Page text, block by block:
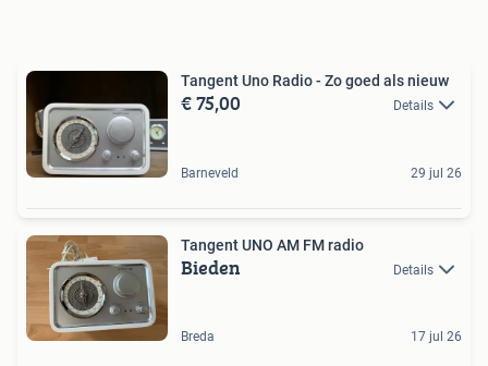
Tangent Uno Radio - Zo goed als nieuw
€ 75,00 Details
Barneveld 29 jul 26
Tangent UNO AM FM radio
Bieden Details
Breda 17 jul 26